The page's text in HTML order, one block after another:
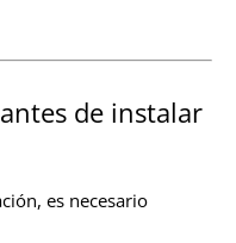
de instalar
es necesario